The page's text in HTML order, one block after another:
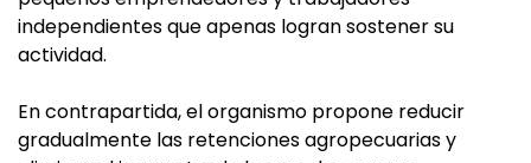
independientes que apenas logran sostener su
actividad.
En contrapartida, el organismo propone reducir
gradualmente las retenciones agropecuarias y